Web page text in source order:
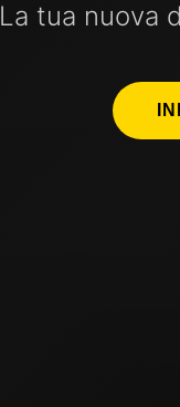
La tua nuova